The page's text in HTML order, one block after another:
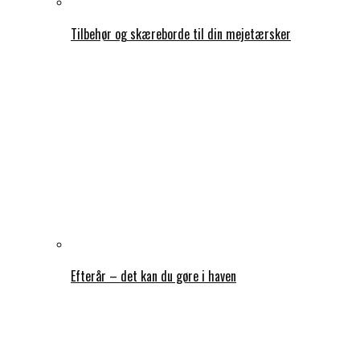
Tilbehør og skæreborde til din mejetærsker
Efterår – det kan du gøre i haven